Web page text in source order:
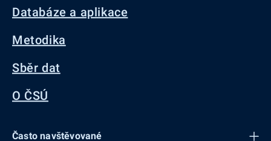
Databáze a aplikace
Metodika
Sběr dat
O ČSÚ
Často navštěvované